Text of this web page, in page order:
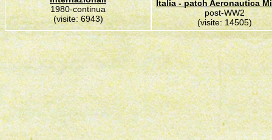
1980-continua
(visite: 6943)
Italia - patch Aeronautica
post-WW2
(visite: 14505)